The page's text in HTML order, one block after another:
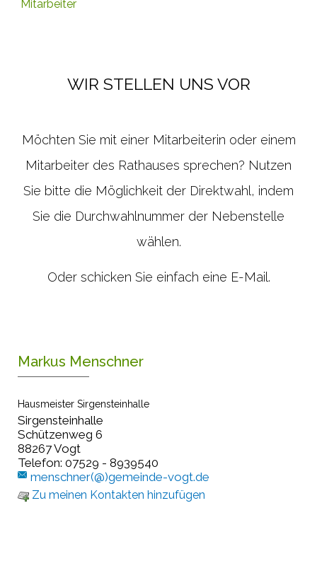
Mitarbeiter
WIR STELLEN UNS VOR
Möchten Sie mit einer Mitarbeiterin oder einem
Mitarbeiter des Rathauses sprechen? Nutzen
Sie bitte die Möglichkeit der Direktwahl, indem
Sie die Durchwahlnummer der Nebenstelle
wählen.
Oder schicken Sie einfach eine E-Mail.
Markus Menschner
Hausmeister Sirgensteinhalle
Sirgensteinhalle
Schützenweg 6
88267 Vogt
Telefon: 07529 - 8939540
menschner(@)gemeinde-vogt.de
Zu meinen Kontakten hinzufügen